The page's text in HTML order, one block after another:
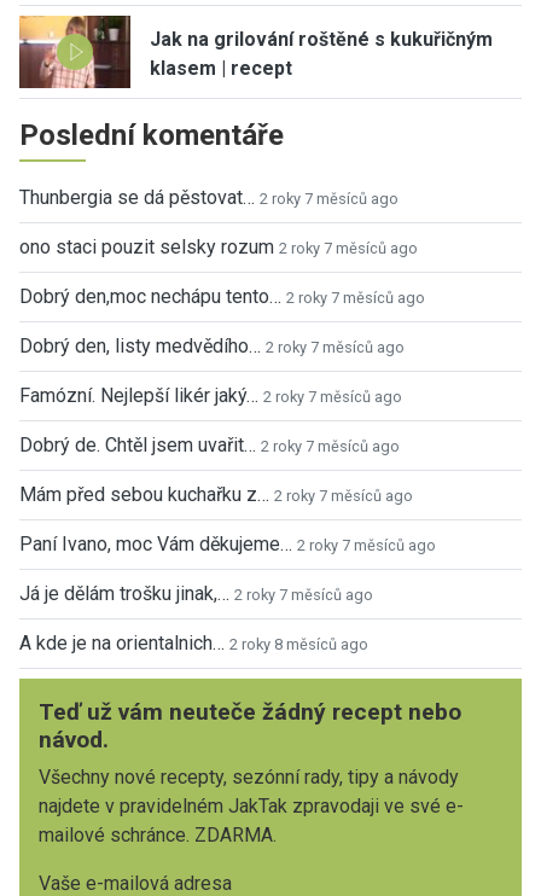
Jak na grilování roštěné s kukuřičným
klasem | recept
Poslední komentáře
Thunbergia se dá pěstovat… 2 roky 7 měsíců ago
ono staci pouzit selsky rozum 2 roky 7 měsíců ago
Dobrý den,moc nechápu tento… 2 roky 7 měsíců ago
Dobrý den, listy medvědího… 2 roky 7 měsíců ago
Famózní. Nejlepší likér jaký… 2 roky 7 měsíců ago
Dobrý de. Chtěl jsem uvařit… 2 roky 7 měsíců ago
Mám před sebou kuchařku z… 2 roky 7 měsíců ago
Paní Ivano, moc Vám děkujeme… 2 roky 7 měsíců ago
Já je dělám trošku jinak,… 2 roky 7 měsíců ago
A kde je na orientalnich… 2 roky 8 měsíců ago
Teď už vám neuteče žádný recept nebo
návod.
Všechny nové recepty, sezónní rady, tipy a návody
najdete v pravidelném JakTak zpravodaji ve své e-
mailové schránce. ZDARMA.
Vaše e-mailová adresa